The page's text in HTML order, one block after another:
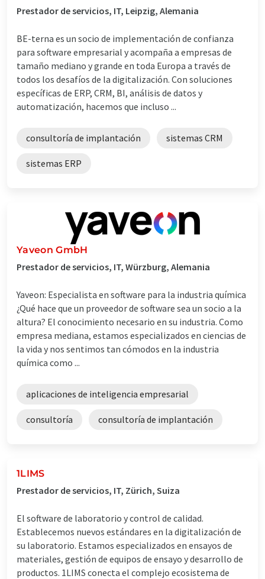
Prestador de servicios, IT, Leipzig, Alemania
BE-terna es un socio de implementación de confianza
para software empresarial y acompaña a empresas de
tamaño mediano y grande en toda Europa a través de
todos los desafíos de la digitalización. Con soluciones
específicas de ERP, CRM, BI, análisis de datos y
automatización, hacemos que incluso ...
consultoría de implantación sistemas CRM
sistemas ERP
Yaveon GmbH
Prestador de servicios, IT, Würzburg, Alemania
Yaveon: Especialista en software para la industria química
¿Qué hace que un proveedor de software sea un socio a la
altura? El conocimiento necesario en su industria. Como
empresa mediana, estamos especializados en ciencias de
la vida y nos sentimos tan cómodos en la industria
química como ...
aplicaciones de inteligencia empresarial
consultoría consultoría de implantación
1LIMS
Prestador de servicios, IT, Zürich, Suiza
El software de laboratorio y control de calidad.
Establecemos nuevos estándares en la digitalización de
su laboratorio. Estamos especializados en ensayos de
materiales, gestión de equipos de ensayo y desarrollo de
productos. 1LIMS conecta el complejo ecosistema de